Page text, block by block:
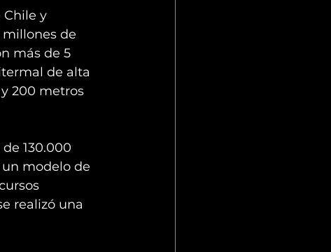
y
de
más de 5
de alta
200 metros
130.000
modelo de
realizó una